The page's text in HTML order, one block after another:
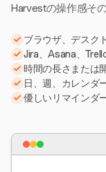
Harvestの操作感そ
ブラウザ、デスク
Jira、Asana、
時間の長さまたは
日、週、カレンダ
優しいリマインダ